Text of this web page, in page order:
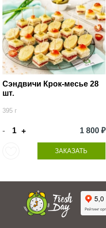
Сэндвичи Крок-месье 28
шт.
395 г
- + 1 800 ₽
ЗАКАЗАТЬ